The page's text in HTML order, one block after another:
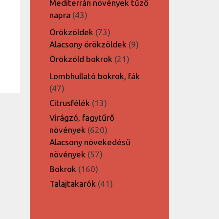
Mediterrán növények tűző
napra 4343
termék
Örökzöldek 7373
termék
Alacsony örökzöldek 99
Örökzöld bokrok 2121
termék
Lombhullató bokrok, fák
4747
termék
Citrusfélék 1313
termék
Virágzó, fagytűrő
növények 620620
termék
Alacsony növekedésű
növények 5757
Bokrok 160160
termék
Talajtakarók 4141